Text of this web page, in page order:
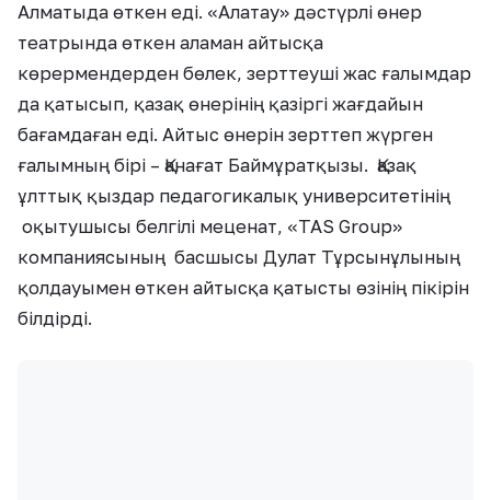
Алматыда өткен еді. «Алатау» дәстүрлі өнер
театрында өткен аламан айтысқа
көрермендерден бөлек, зерттеуші жас ғалымдар
да қатысып, қазақ өнерінің қазіргі жағдайын
бағамдаған еді. Айтыс өнерін зерттеп жүрген
ғалымның бірі – Қанағат Баймұратқызы. Қазақ
ұлттық қыздар педагогикалық университетінің
оқытушысы белгілі меценат, «TAS Group»
компаниясының басшысы Дулат Тұрсынұлының
қолдауымен өткен айтысқа қатысты өзінің пікірін
білдірді.